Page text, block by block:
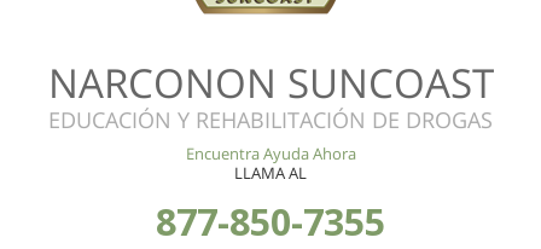
NARCONON SUNCOAST
EDUCACIÓN Y REHABILITACIÓN DE DROGAS
Encuentra Ayuda Ahora
LLAMA AL
877-850-7355